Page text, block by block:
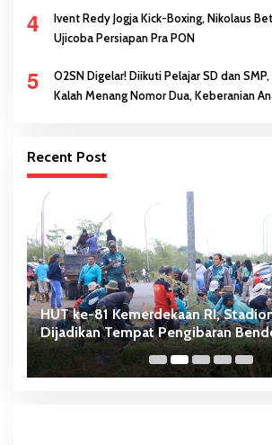
4
Ivent Redy Jogja Kick-Boxing, Nikolaus
Ujicoba Persiapan Pra PON
5
O2SN Digelar! Diikuti Pelajar SD dan
Kalah Menang Nomor Dua, Keberanian
Recent Post
HUT ke-81 Kemerdekaan RI,
Dijadikan Tempat Pengibaran
Putih